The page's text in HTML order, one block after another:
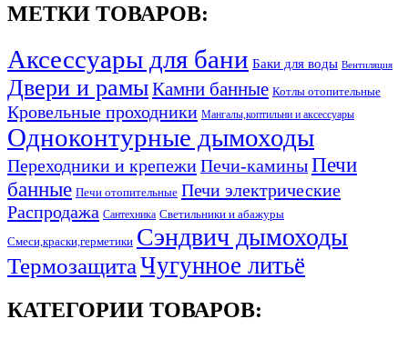
МЕТКИ ТОВАРОВ:
Аксессуары для бани Баки для воды Вентиляция
Двери и рамыКамни банные Котлы отопительные
Кровельные проходники Мангалы,коптильни и аксессуары
Одноконтурные дымоходы
Переходники и крепежиПечи-каминыПечи
банные Печи отопительные Печи электрические
Распродажа Сантехника Светильники и абажуры
Смеси,краски,герметики Сэндвич дымоходы
ТермозащитаЧугунное литьё
КАТЕГОРИИ ТОВАРОВ: